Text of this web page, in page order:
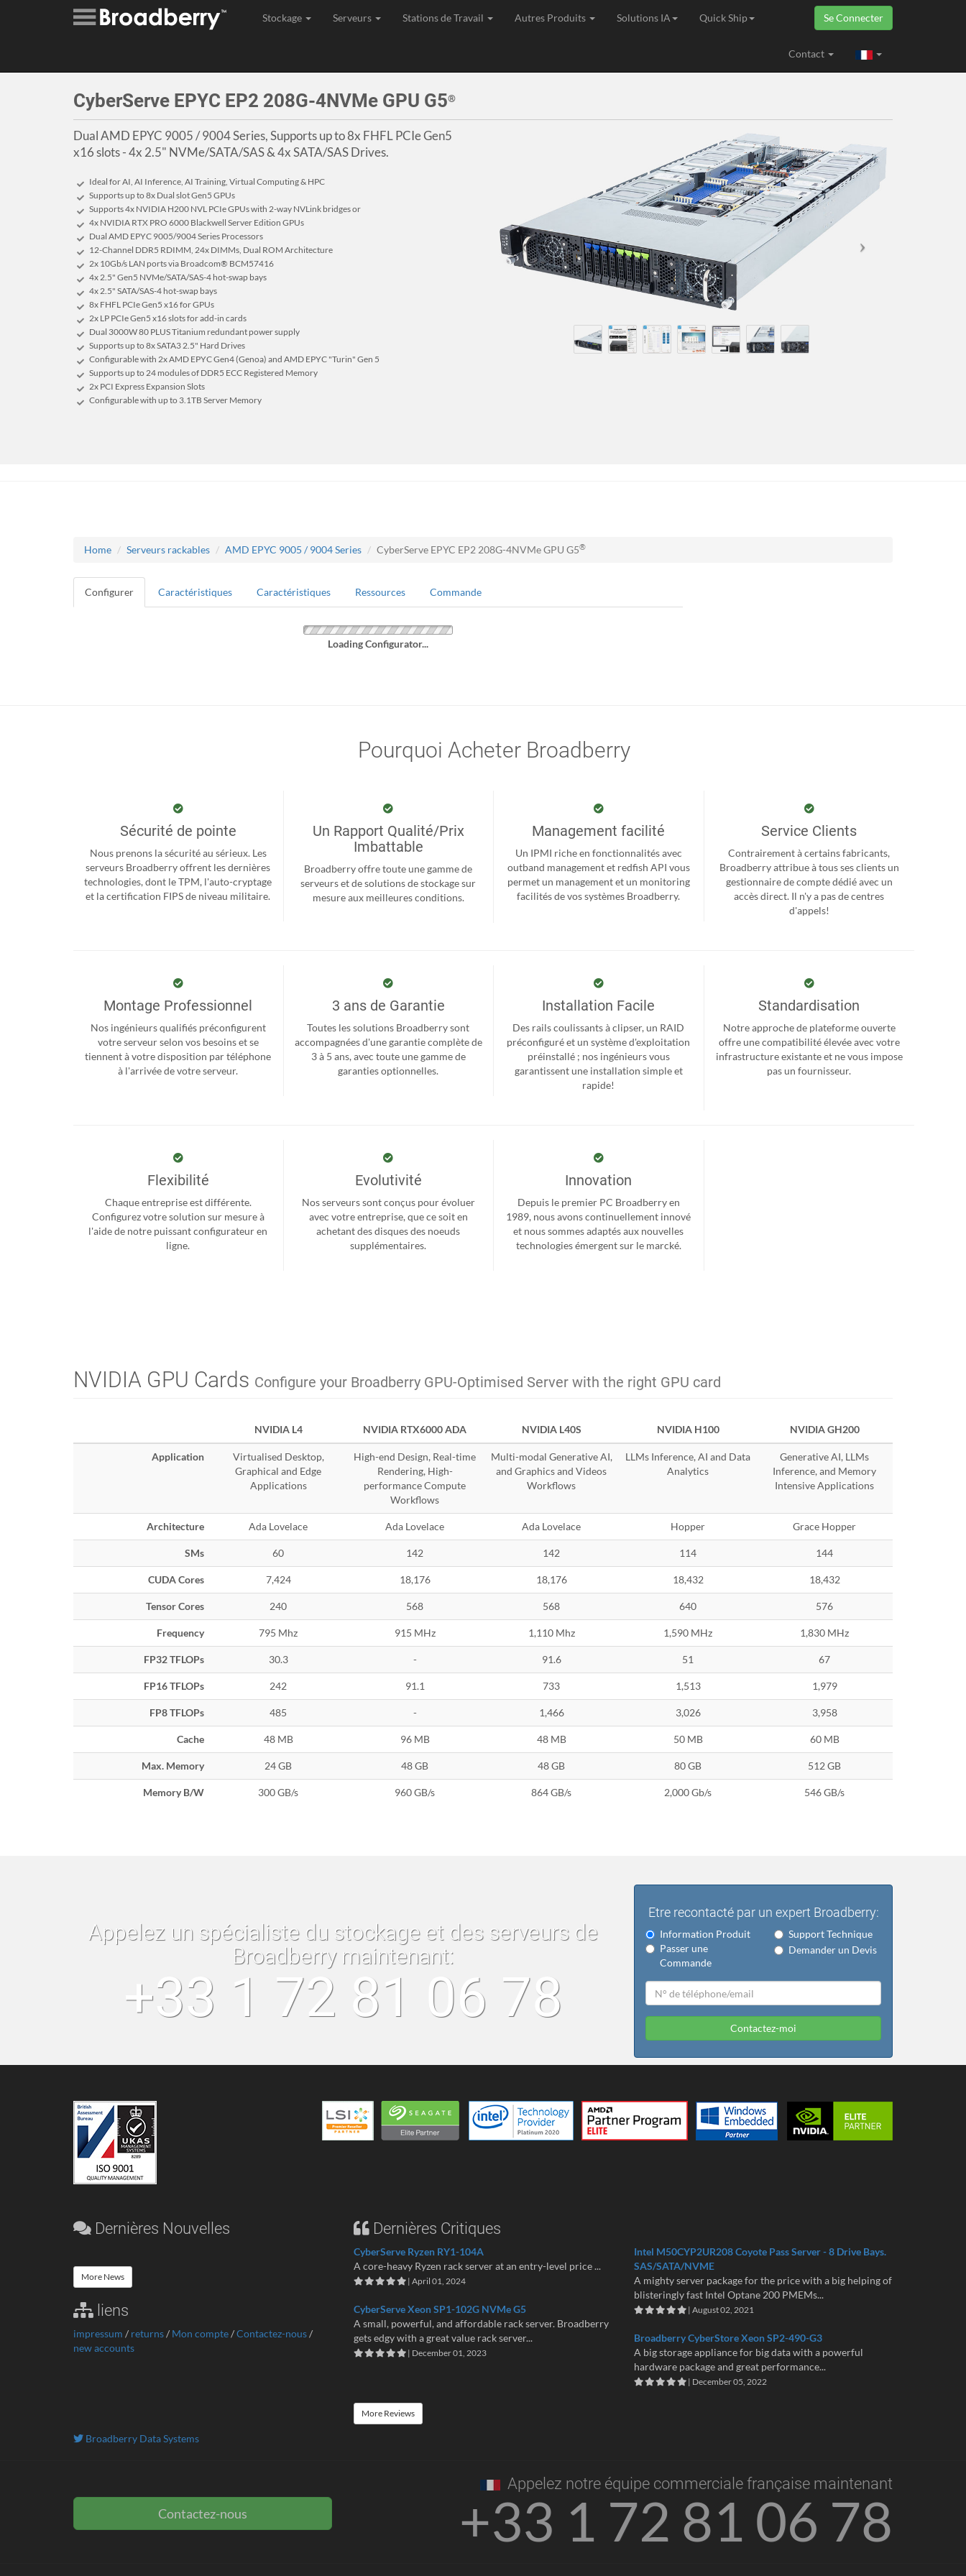
Stockage Serveurs Stations de Travail Autres Produits Solutions IA Quick Ship Se Connecter
Contact
CyberServe EPYC EP2 208G-4NVMe GPU G5®
Dual AMD EPYC 9005 / 9004 Series, Supports up to 8x FHFL PCIe Gen5
x16 slots - 4x 2.5" NVMe/SATA/SAS & 4x SATA/SAS Drives.
Ideal for AI, AI Inference, AI Training, Virtual Computing & HPC
Supports up to 8x Dual slot Gen5 GPUs
Supports 4x NVIDIA H200 NVL PCIe GPUs with 2-way NVLink bridges or
4x NVIDIA RTX PRO 6000 Blackwell Server Edition GPUs
Dual AMD EPYC 9005/9004 Series Processors
12-Channel DDR5 RDIMM, 24x DIMMs, Dual ROM Architecture
2x 10Gb/s LAN ports via Broadcom® BCM57416
4x 2.5" Gen5 NVMe/SATA/SAS-4 hot-swap bays
4x 2.5" SATA/SAS-4 hot-swap bays
8x FHFL PCIe Gen5 x16 for GPUs
2x LP PCIe Gen5 x16 slots for add-in cards
Dual 3000W 80 PLUS Titanium redundant power supply
Supports up to 8x SATA3 2.5" Hard Drives
Configurable with 2x AMD EPYC Gen4 (Genoa) and AMD EPYC "Turin" Gen 5
Supports up to 24 modules of DDR5 ECC Registered Memory
2x PCI Express Expansion Slots
Configurable with up to 3.1TB Server Memory
Home Serveurs rackables AMD EPYC 9005 / 9004 Series CyberServe EPYC EP2 208G-4NVMe GPU G5®
Configurer Caractéristiques Caractéristiques Ressources Commande
Loading Configurator...
Pourquoi Acheter Broadberry
Sécurité de pointe
Nous prenons la sécurité au sérieux. Les
serveurs Broadberry offrent les dernières
technologies, dont le TPM, l'auto-cryptage
et la certification FIPS de niveau militaire.
Un Rapport Qualité/Prix
Imbattable
Broadberry offre toute une gamme de
serveurs et de solutions de stockage sur
mesure aux meilleures conditions.
Management facilité
Un IPMI riche en fonctionnalités avec
outband management et redfish API vous
permet un management et un monitoring
facilités de vos systèmes Broadberry.
Service Clients
Contrairement à certains fabricants,
Broadberry attribue à tous ses clients un
gestionnaire de compte dédié avec un
accès direct. Il n'y a pas de centres
d'appels!
Montage Professionnel
Nos ingénieurs qualifiés préconfigurent
votre serveur selon vos besoins et se
tiennent à votre disposition par téléphone
à l'arrivée de votre serveur.
3 ans de Garantie
Toutes les solutions Broadberry sont
accompagnées d'une garantie complète de
3 à 5 ans, avec toute une gamme de
garanties optionnelles.
Installation Facile
Des rails coulissants à clipser, un RAID
préconfiguré et un système d'exploitation
préinstallé ; nos ingénieurs vous
garantissent une installation simple et
rapide!
Standardisation
Notre approche de plateforme ouverte
offre une compatibilité élevée avec votre
infrastructure existante et ne vous impose
pas un fournisseur.
Flexibilité
Chaque entreprise est différente.
Configurez votre solution sur mesure à
l'aide de notre puissant configurateur en
ligne.
Evolutivité
Nos serveurs sont conçus pour évoluer
avec votre entreprise, que ce soit en
achetant des disques des noeuds
supplémentaires.
Innovation
Depuis le premier PC Broadberry en
1989, nous avons continuellement innové
et nous sommes adaptés aux nouvelles
technologies émergent sur le marcké.
NVIDIA GPU Cards Configure your Broadberry GPU-Optimised Server with the right GPU card
NVIDIA L4 NVIDIA RTX6000 ADA NVIDIA L40S NVIDIA H100 NVIDIA GH200
Application
Virtualised Desktop,
Graphical and Edge
Applications
High-end Design, Real-time
Rendering, High-
performance Compute
Workflows
Multi-modal Generative AI,
and Graphics and Videos
Workflows
LLMs Inference, AI and Data
Analytics
Generative AI, LLMs
Inference, and Memory
Intensive Applications
Architecture Ada Lovelace Ada Lovelace Ada Lovelace Hopper Grace Hopper
SMs 60 142 142 114 144
CUDA Cores 7,424 18,176 18,176 18,432 18,432
Tensor Cores 240 568 568 640 576
Frequency 795 Mhz 915 MHz 1,110 Mhz 1,590 MHz 1,830 MHz
FP32 TFLOPs 30.3 - 91.6 51 67
FP16 TFLOPs 242 91.1 733 1,513 1,979
FP8 TFLOPs 485 - 1,466 3,026 3,958
Cache 48 MB 96 MB 48 MB 50 MB 60 MB
Max. Memory 24 GB 48 GB 48 GB 80 GB 512 GB
Memory B/W 300 GB/s 960 GB/s 864 GB/s 2,000 Gb/s 546 GB/s
Appelez un spécialiste du stockage et des serveurs de
Broadberry maintenant:
+33 1 72 81 06 78
Etre recontacté par un expert Broadberry:
Information Produit
Support Technique
Passer une
Commande
Demander un Devis
Contactez-moi
Dernières Nouvelles
More News
liens
impressum / returns/ Mon compte/Contactez-nous/
new accounts
Dernières Critiques
CyberServe Ryzen RY1-104A
A core-heavy Ryzen rack server at an entry-level price ...
| April 01, 2024
CyberServe Xeon SP1-102G NVMe G5
A small, powerful, and affordable rack server. Broadberry
gets edgy with a great value rack server...
| December 01, 2023
Intel M50CYP2UR208 Coyote Pass Server - 8 Drive Bays.
SAS/SATA/NVME
A mighty server package for the price with a big helping of
blisteringly fast Intel Optane 200 PMEMs...
| August 02, 2021
Broadberry CyberStore Xeon SP2-490-G3
A big storage appliance for big data with a powerful
hardware package and great performance...
| December 05, 2022
More Reviews
Broadberry Data Systems
Contactez-nous
Appelez notre équipe commerciale française maintenant
+33 1 72 81 06 78